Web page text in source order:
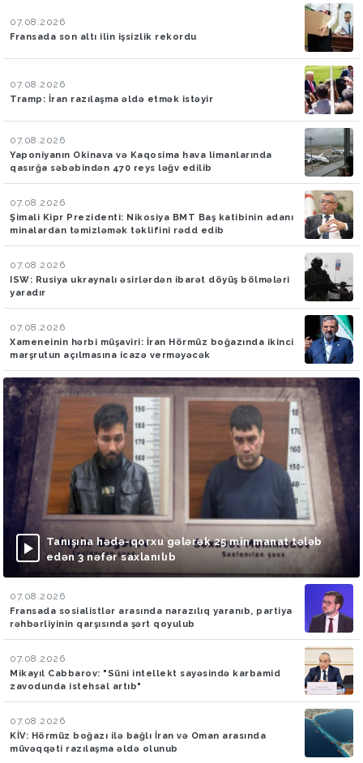
07.08.2026
Fransada son altı ilin işsizlik rekordu
07.08.2026
Tramp: İran razılaşma əldə etmək istəyir
07.08.2026
Yaponiyanın Okinava və Kaqosima hava limanlarında
qasırğa səbəbindən 470 reys ləğv edilib
07.08.2026
Şimali Kipr Prezidenti: Nikosiya BMT Baş katibinin adanı
minalardan təmizləmək təklifini rədd edib
07.08.2026
ISW: Rusiya ukraynalı əsirlərdən ibarət döyüş bölmələri
yaradır
07.08.2026
Xameneinin hərbi müşaviri: İran Hörmüz boğazında ikinci
marşrutun açılmasına icazə verməyəcək
Tanışına hədə-qorxu gələrək 25 min manat tələb
edən 3 nəfər saxlanılıb
07.08.2026
Fransada sosialistlər arasında narazılıq yaranıb, partiya
rəhbərliyinin qarşısında şərt qoyulub
07.08.2026
Mikayıl Cabbarov: "Süni intellekt sayəsində karbamid
zavodunda istehsal artıb"
07.08.2026
KİV: Hörmüz boğazı ilə bağlı İran və Oman arasında
müvəqqəti razılaşma əldə olunub